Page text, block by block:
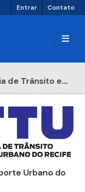
Entrar Contato
de Trânsito e...
Urbano do